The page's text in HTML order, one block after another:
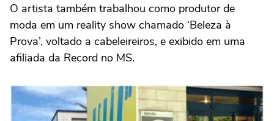
O artista também trabalhou como produtor de
moda em um reality show chamado ‘Beleza à
Prova’, voltado a cabeleireiros, e exibido em uma
afiliada da Record no MS.